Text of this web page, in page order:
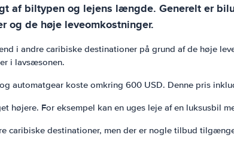
af biltypen og lejens længde. Generelt er
og de høje leveomkostninger.
i andre caribiske destinationer på grund af de høje
i lavsæsonen.
automatgear koste omkring 600 USD. Denne pris
højere. For eksempel kan en uges leje af en luksusbil
caribiske destinationer, men der er nogle tilbud